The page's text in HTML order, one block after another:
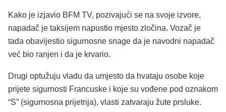
Kako je izjavio BFM TV, pozivajući se na svoje izvore,
napadač je taksijem napustio mjesto zločina. Vozač je
tada obavijestio sigurnosne snage da je navodni napadač
već bio ranjen i da je krvario.
Drugi optužuju vladu da umjesto da hvataju osobe koje
prijete sigurnosti Francuske i koje su vođene pod oznakom
“S” (sigurnosna prijetnja), vlasti zatvaraju žute prsluke.